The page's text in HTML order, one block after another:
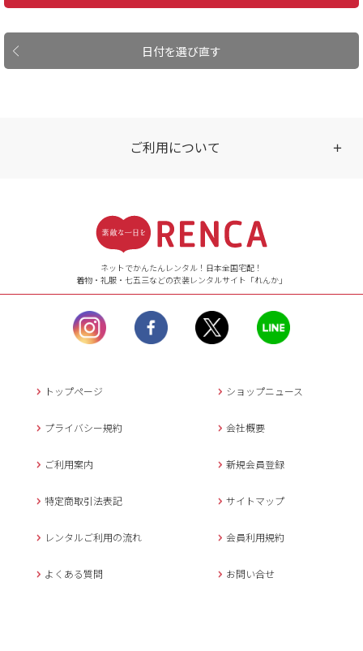
日付を選び直す
ご利用について
【ご注文（インターネット）】
24時間年中無休
【お問い合わせ窓口（メー
ル）】10:00~17:00
土曜日、日曜日、臨
時休業日を除く。
営業時間外にいただ
返信させていただきま
年末年始、大型連休
メールでのお問い合わせ
ネットでかんたんレンタル！日本全国宅配！
着物・礼服・七五三などの衣装レンタルサイト「れんか」
トップページ ショップニュース
プライバシー規約 会社概要
ご利用案内 新規会員登録
特定商取引法表記 サイトマップ
レンタルご利用の流れ 会員利用規約
よくある質問 お問い合せ